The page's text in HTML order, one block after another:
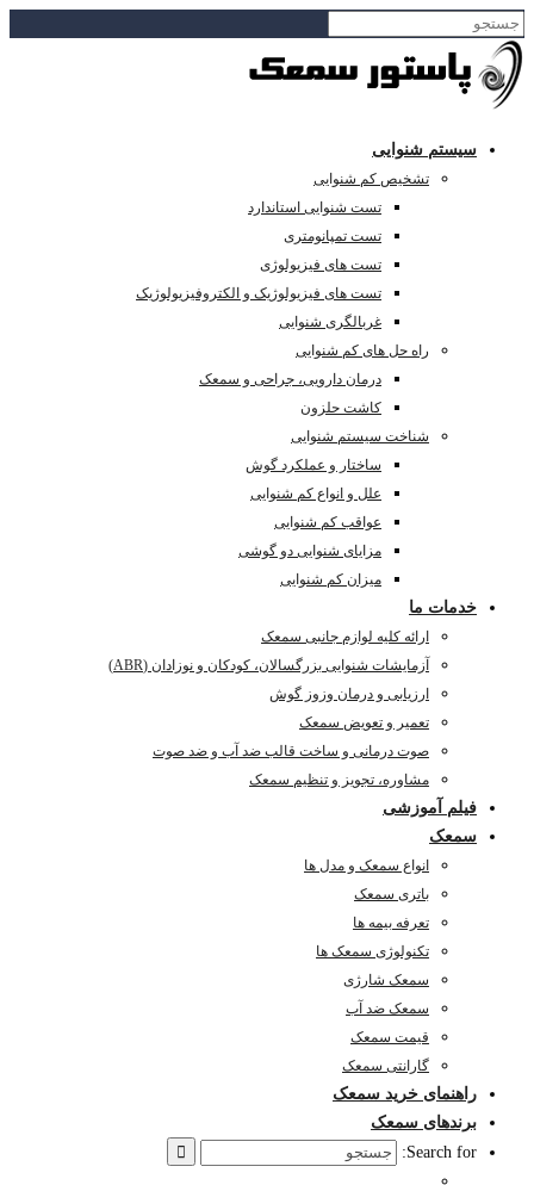
سیستم شنوایی
تشخیص کم شنوایی
تست شنوایی استاندارد
تست تمپانومتری
تست های فیزیولوژی
تست های فیزیولوژیک و الکتروفیزیولوژیک
غربالگری شنوایی
راه حل های کم شنوایی
درمان دارویی، جراحی و سمعک
کاشت حلزون
شناخت سیستم شنوایی
ساختار و عملکرد گوش
علل و انواع کم شنوایی
عواقب کم شنوایی
مزایای شنوایی دو گوشی
میزان کم شنوایی
خدمات ما
ارائه کلیه لوازم جانبی سمعک
آزمایشات شنوایی بزرگسالان، کودکان و نوزادان (ABR)
ارزیابی و درمان وزوز گوش
تعمیر و تعویض سمعک
صوت درمانی و ساخت قالب ضد آب و ضد صوت
مشاوره، تجویز و تنظیم سمعک
فیلم آموزشی
سمعک
انواع سمعک و مدل ها
باتری سمعک
تعرفه بیمه ها
تکنولوژی سمعک ها
سمعک شارژی
سمعک ضد آب
قیمت سمعک
گارانتی سمعک
راهنمای خرید سمعک
برندهای سمعک
Search for: